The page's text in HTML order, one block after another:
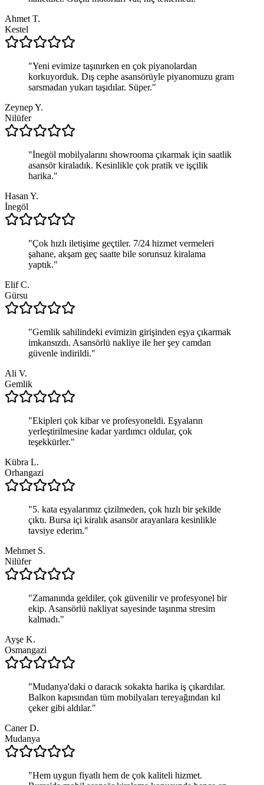
Ahmet T.
Kestel
"Yeni evimize taşınırken en çok piyanolardan
korkuyorduk. Dış cephe asansörüyle piyanomuzu gram
sarsmadan yukarı taşıdılar. Süper."
Zeynep Y.
Nilüfer
"İnegöl mobilyalarını showrooma çıkarmak için saatlik
asansör kiraladık. Kesinlikle çok pratik ve işçilik
harika."
Hasan Y.
İnegöl
"Çok hızlı iletişime geçtiler. 7/24 hizmet vermeleri
şahane, akşam geç saatte bile sorunsuz kiralama
yaptık."
Elif C.
Gürsu
"Gemlik sahilindeki evimizin girişinden eşya çıkarmak
imkansızdı. Asansörlü nakliye ile her şey camdan
güvenle indirildi."
Ali V.
Gemlik
"Ekipleri çok kibar ve profesyoneldi. Eşyaların
yerleştirilmesine kadar yardımcı oldular, çok
teşekkürler."
Kübra L.
Orhangazi
"5. kata eşyalarımız çizilmeden, çok hızlı bir şekilde
çıktı. Bursa içi kiralık asansör arayanlara kesinlikle
tavsiye ederim."
Mehmet S.
Nilüfer
"Zamanında geldiler, çok güvenilir ve profesyonel bir
ekip. Asansörlü nakliyat sayesinde taşınma stresim
kalmadı."
Ayşe K.
Osmangazi
"Mudanya'daki o daracık sokakta harika iş çıkardılar.
Balkon kapısından tüm mobilyaları tereyağından kıl
çeker gibi aldılar."
Caner D.
Mudanya
"Hem uygun fiyatlı hem de çok kaliteli hizmet.